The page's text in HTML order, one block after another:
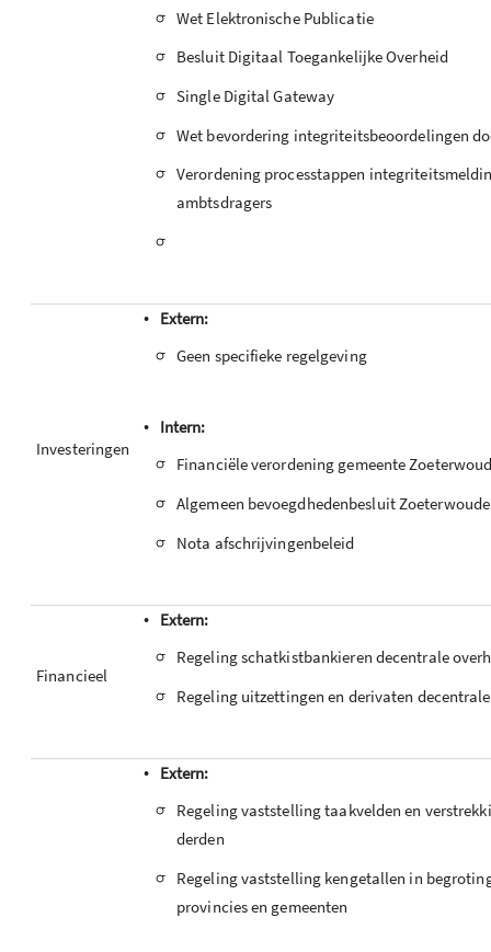
- Wet Elektronische Publicatie
- Besluit Digitaal Toegankelijke Overheid
- Single Digital Gateway
- Wet bevordering integriteitsbeoordelingen
- Verordening processtappen
ambtsdragers
-
Investeringen
• Extern:
- Geen specifieke regelgeving
• Intern:
- Financiële verordening gemeente
- Algemeen bevoegdhedenbesluit Zoeterwoude
- Nota afschrijvingenbeleid
Financieel
• Extern:
- Regeling schatkistbankieren decentrale
- Regeling uitzettingen en derivaten
• Extern:
- Regeling vaststelling taakvelden en
derden
- Regeling vaststelling kengetallen in
provincies en gemeenten